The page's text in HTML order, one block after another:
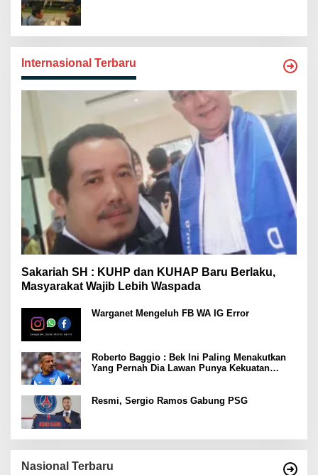
Internasional Terbaru
Sakariah SH : KUHP dan KUHAP Baru Berlaku,
Masyarakat Wajib Lebih Waspada
Warganet Mengeluh FB WA IG Error
Roberto Baggio : Bek Ini Paling Menakutkan
Yang Pernah Dia Lawan Punya Kekuatan
Resmi, Sergio Ramos Gabung PSG
Nasional Terbaru